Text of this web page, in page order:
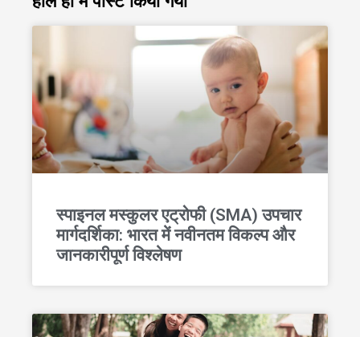
स्पाइनल मस्कुलर एट्रोफी (SMA) उपचार
मार्गदर्शिका: भारत में नवीनतम विकल्प और
जानकारीपूर्ण विश्लेषण